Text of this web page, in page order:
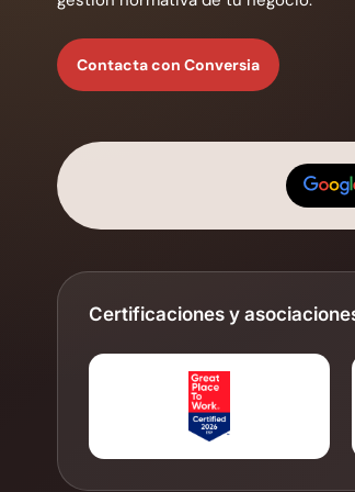
Contacta con Conversia
Certificaciones y